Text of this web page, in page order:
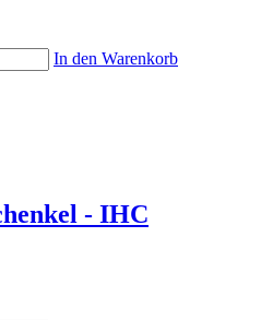
In den Warenkorb
- IHC